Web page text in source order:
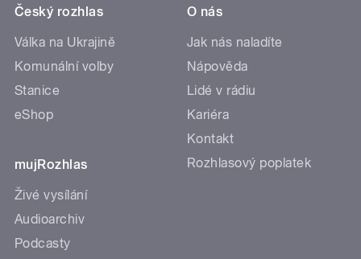
Český rozhlas
Válka na Ukrajině
Komunální volby
Stanice
eShop
mujRozhlas
Živé vysílání
Audioarchiv
Podcasty
O nás
Jak nás naladíte
Nápověda
Lidé v rádiu
Kariéra
Kontakt
Rozhlasový poplatek